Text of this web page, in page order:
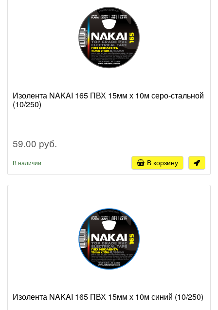
Изолента NAKAI 165 ПВХ 15мм х 10м серо-стальной
(10/250)
59.00 руб.
В наличии В корзину
Изолента NAKAI 165 ПВХ 15мм х 10м синий (10/250)